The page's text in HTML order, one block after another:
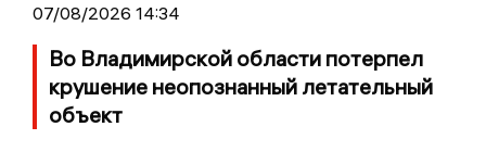
07/08/2026 14:34
Во Владимирской области потерпел
крушение неопознанный летательный
объект